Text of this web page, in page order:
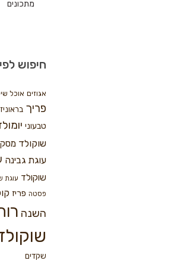
מתכונים
חיפוש
אגוזים אוכל
פריך בראוניז
טבעוני
שוקולד
עוגת גבינה
שוקולד עוגת
פסטה פריז
השנה
שקדים